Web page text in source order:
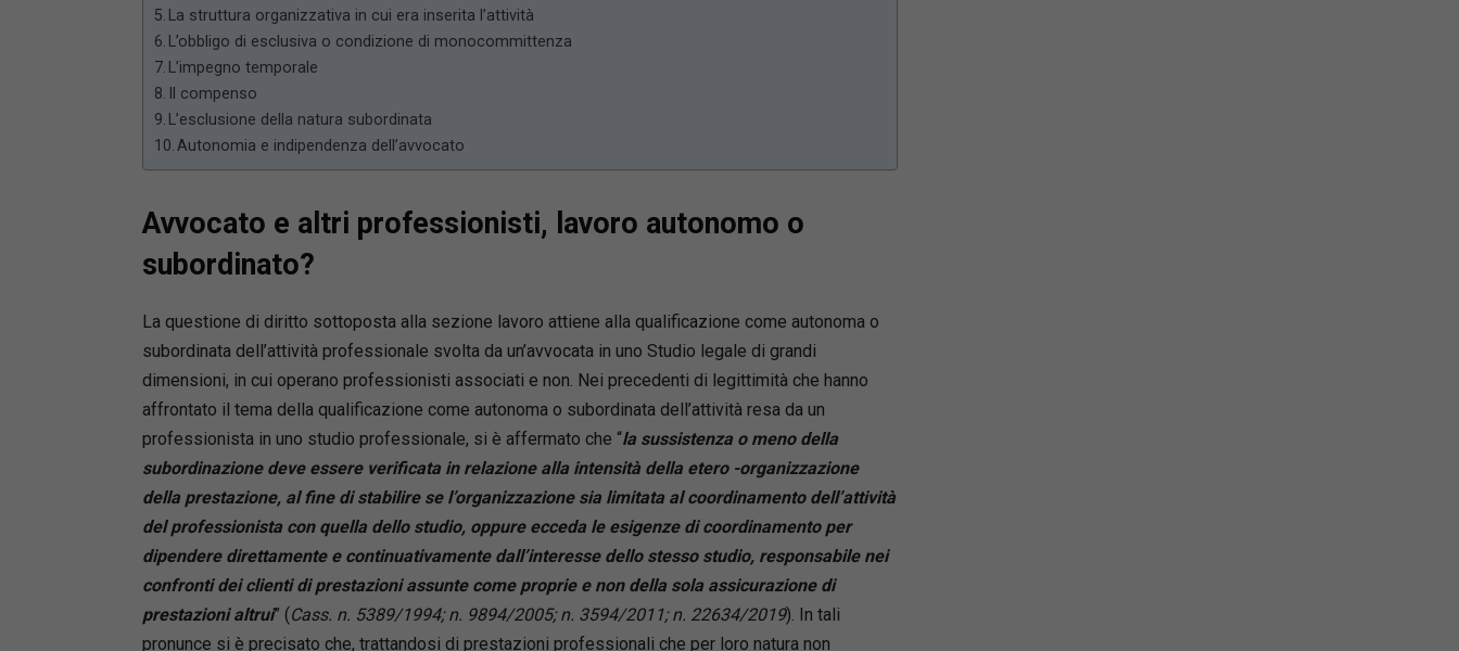
La struttura organizzativa in cui era inserita l’attività
L’obbligo di esclusiva o condizione di monocommittenza
L’impegno temporale
Il compenso
L’esclusione della natura subordinata
Autonomia e indipendenza dell’avvocato
Avvocato e altri professionisti, lavoro autonomo o
subordinato?
La questione di diritto sottoposta alla sezione lavoro attiene alla qualificazione come autonoma o
subordinata dell’attività professionale svolta da un’avvocata in uno Studio legale di grandi
dimensioni, in cui operano professionisti associati e non. Nei precedenti di legittimità che hanno
affrontato il tema della qualificazione come autonoma o subordinata dell’attività resa da un
professionista in uno studio professionale, si è affermato che “la sussistenza o meno della
subordinazione deve essere verificata in relazione alla intensità della etero -organizzazione
della prestazione, al fine di stabilire se l’organizzazione sia limitata al coordinamento dell’attività
del professionista con quella dello studio, oppure ecceda le esigenze di coordinamento per
dipendere direttamente e continuativamente dall’interesse dello stesso studio, responsabile nei
confronti dei clienti di prestazioni assunte come proprie e non della sola assicurazione di
prestazioni altrui” (Cass. n. 5389/1994; n. 9894/2005; n. 3594/2011; n. 22634/2019). In tali
pronunce si è precisato che, trattandosi di prestazioni professionali che per loro natura non